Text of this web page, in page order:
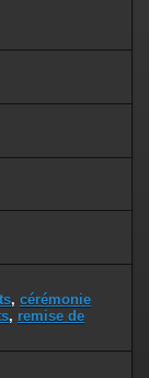
, cérémonie
, remise de